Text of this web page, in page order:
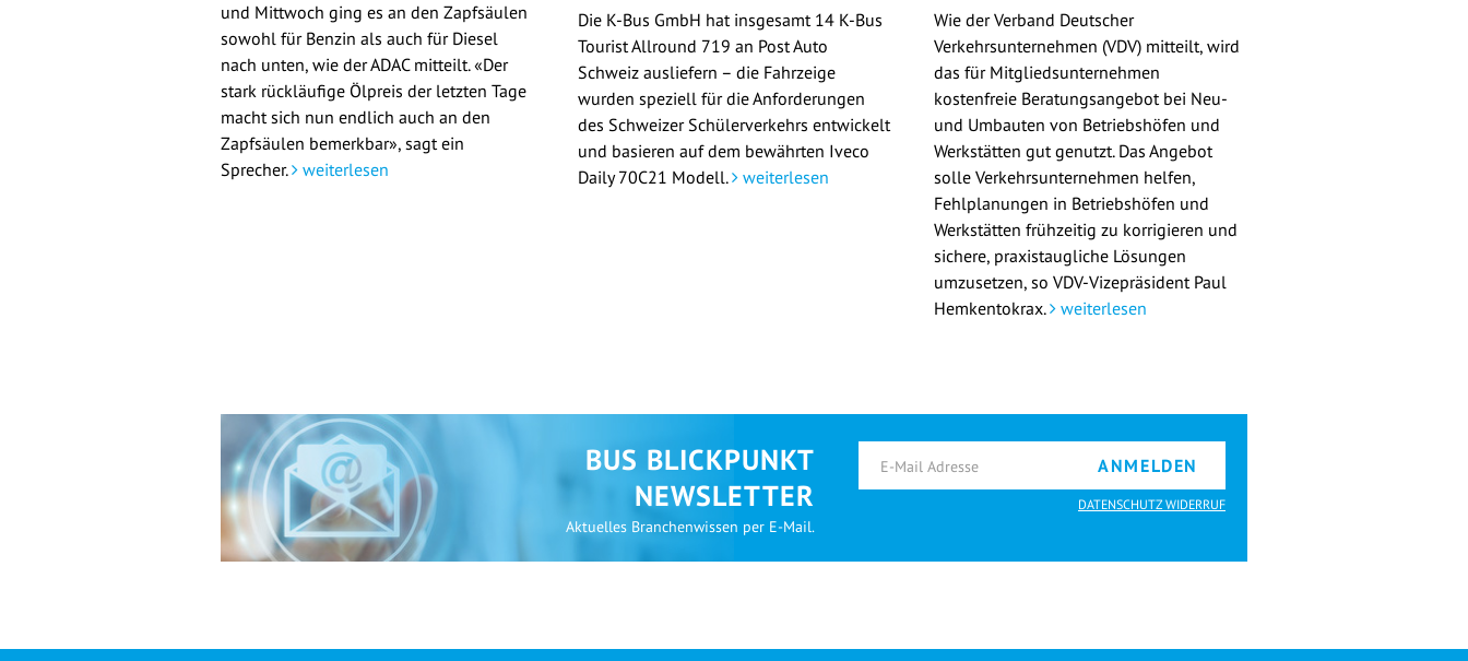
und Mittwoch ging es an den Zapfsäulen
sowohl für Benzin als auch für Diesel
nach unten, wie der ADAC mitteilt. «Der
stark rückläufige Ölpreis der letzten Tage
macht sich nun endlich auch an den
Zapfsäulen bemerkbar», sagt ein
Sprecher.
weiterlesen
Die K-Bus GmbH hat insgesamt 14 K-Bus
Tourist Allround 719 an Post Auto
Schweiz ausliefern – die Fahrzeige
wurden speziell für die Anforderungen
des Schweizer Schülerverkehrs entwickelt
und basieren auf dem bewährten Iveco
Daily 70C21 Modell. weiterlesen
Wie der Verband Deutscher
Verkehrsunternehmen (VDV) mitteilt, wird
das für Mitgliedsunternehmen
kostenfreie Beratungsangebot bei Neu-
und Umbauten von Betriebshöfen und
Werkstätten gut genutzt. Das Angebot
solle Verkehrsunternehmen helfen,
Fehlplanungen in Betriebshöfen und
Werkstätten frühzeitig zu korrigieren und
sichere, praxistaugliche Lösungen
umzusetzen, so VDV-Vizepräsident Paul
Hemkentokrax. weiterlesen
BUS BLICKPUNKT
NEWSLETTER
Aktuelles Branchenwissen per E-Mail.
ANMELDEN
DATENSCHUTZ WIDERRUF